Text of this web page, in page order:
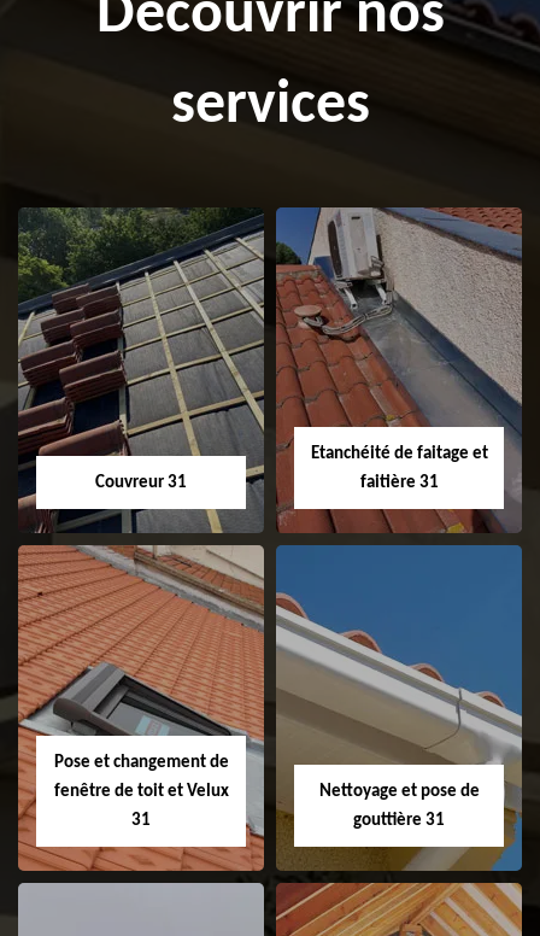
Découvrir nos
services
Couvreur 31
Couvreur 31
Etanchéité de faitage et
faitière 31
Etanchéité de
faitage et faitière
31
Pose et changement de
fenêtre de toit et Velux
31
Nettoyage et pose de
gouttière 31